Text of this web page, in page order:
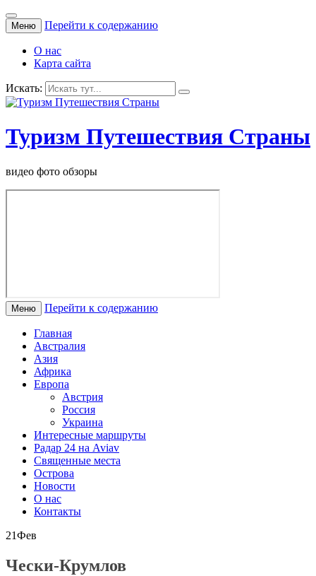
Меню Перейти к содержанию
О нас
Карта сайта
Искать:
Туризм Путешествия Страны
видео фото обзоры
Меню Перейти к содержанию
Главная
Австралия
Азия
Африка
Европа
Австрия
Россия
Украина
Интересные маршруты
Радар 24 на Aviav
Священные места
Острова
Новости
О нас
Контакты
21Фев
Чески-Крумлов